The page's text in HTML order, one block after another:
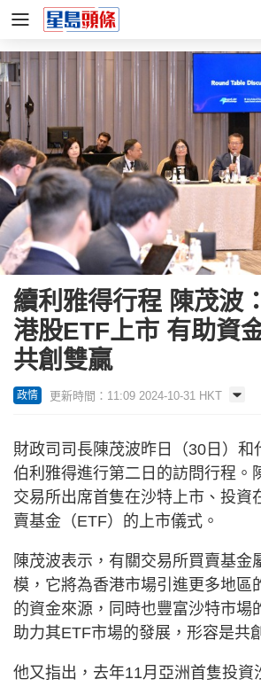
續利雅得行程 陳茂波
港股ETF上市 有助資
共創雙贏
政情 更新時間：11:09 2024-10-31 HKT
財政司司長陳茂波昨日（30日）和
伯利雅得進行第二日的訪問行程。
交易所出席首隻在沙特上市、投資
賣基金（ETF）的上市儀式。
陳茂波表示，有關交易所買賣基金
模，它將為香港市場引進更多地區
的資金來源，同時也豐富沙特市場
助力其ETF市場的發展，形容是共
他又指出，去年11月亞洲首隻投資